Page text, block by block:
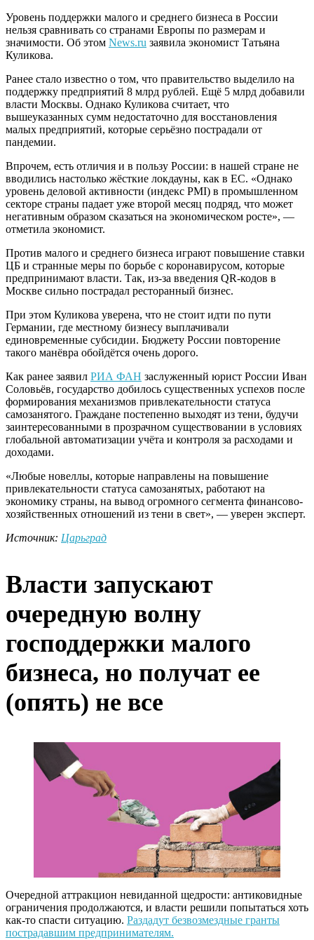
Уровень поддержки малого и среднего бизнеса в России
нельзя сравнивать со странами Европы по размерам и
значимости. Об этом News.ru заявила экономист Татьяна
Куликова.
Ранее стало известно о том, что правительство выделило на
поддержку предприятий 8 млрд рублей. Ещё 5 млрд добавили
власти Москвы. Однако Куликова считает, что
вышеуказанных сумм недостаточно для восстановления
малых предприятий, которые серьёзно пострадали от
пандемии.
Впрочем, есть отличия и в пользу России: в нашей стране не
вводились настолько жёсткие локдауны, как в ЕС. «Однако
уровень деловой активности (индекс PMI) в промышленном
секторе страны падает уже второй месяц подряд, что может
негативным образом сказаться на экономическом росте», —
отметила экономист.
Против малого и среднего бизнеса играют повышение ставки
ЦБ и странные меры по борьбе с коронавирусом, которые
предпринимают власти. Так, из-за введения QR-кодов в
Москве сильно пострадал ресторанный бизнес.
При этом Куликова уверена, что не стоит идти по пути
Германии, где местному бизнесу выплачивали
единовременные субсидии. Бюджету России повторение
такого манёвра обойдётся очень дорого.
Как ранее заявил РИА ФАН заслуженный юрист России Иван
Соловьёв, государство добилось существенных успехов после
формирования механизмов привлекательности статуса
самозанятого. Граждане постепенно выходят из тени, будучи
заинтересованными в прозрачном существовании в условиях
глобальной автоматизации учёта и контроля за расходами и
доходами.
«Любые новеллы, которые направлены на повышение
привлекательности статуса самозанятых, работают на
экономику страны, на вывод огромного сегмента финансово-
хозяйственных отношений из тени в свет», — уверен эксперт.
Источник: Царьград
Власти запускают
очередную волну
господдержки малого
бизнеса, но получат ее
(опять) не все
Очередной аттракцион невиданной щедрости: антиковидные
ограничения продолжаются, и власти решили попытаться хоть
как-то спасти ситуацию. Раздадут безвозмездные гранты
пострадавшим предпринимателям.